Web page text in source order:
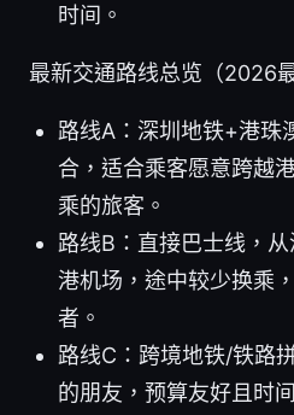
时间。
最新交通路线总览（2026最
路线A：深圳地铁+港珠
合，适合乘客愿意跨越
乘的旅客。
路线B：直接巴士线，
港机场，途中较少换乘
者。
路线C：跨境地铁/铁路
的朋友，预算友好且时